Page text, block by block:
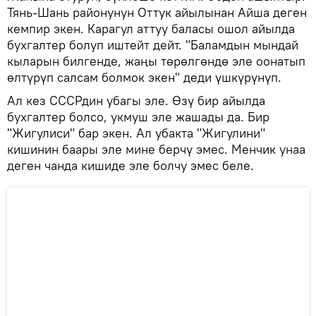
Тянь-Шань районунун Оттук айылынан Айша деген
кемпир экен. Карагул аттуу баласы ошол айылда
бухгалтер болуп иштейт дейт. "Баламдын мындай
кыларын билгенде, жаңы төрөлгөндө эле оонатып
өлтүрүп салсам болмок экен" деди үшкүрүнүп.
Ал кез СССРдин убагы эле. Өзү бир айылда
бухгалтер болсо, укмуш эле жашады да. Бир
"Жигулиси" бар экен. Ал убакта "Жигулини"
кишинин баары эле мине берчү эмес. Менчик унаа
деген чанда кишиде эле болчу эмес беле.